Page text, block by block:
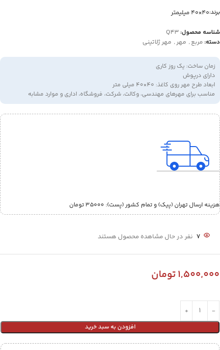
برند:40×40 میلیمتر
شناسه محصول: Q43
دسته: مربع , مهر , مهر ژلاتینی
زمان ساخت: یک روز کاری
دارای درپوش
ابعاد طرح مهر روی کاغذ: 40×40 میلی متر
مناسب برای مهرهای مهندسی، وکالت، شرکت، فروشگاه، اداری و موارد مشابه
هزینه ارسال تهران (پیک) و تمام کشور (پست):‌ 35000 تومان
7 نفر در حال مشاهده محصول هستند
1,500,000تومان
افزودن به سبد خرید